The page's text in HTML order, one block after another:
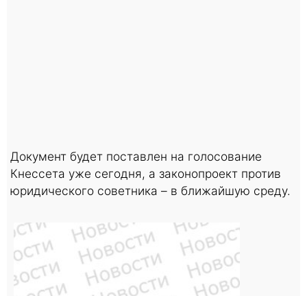
Документ будет поставлен на голосование
Кнессета уже сегодня, а законопроект против
юридического советника – в ближайшую среду.